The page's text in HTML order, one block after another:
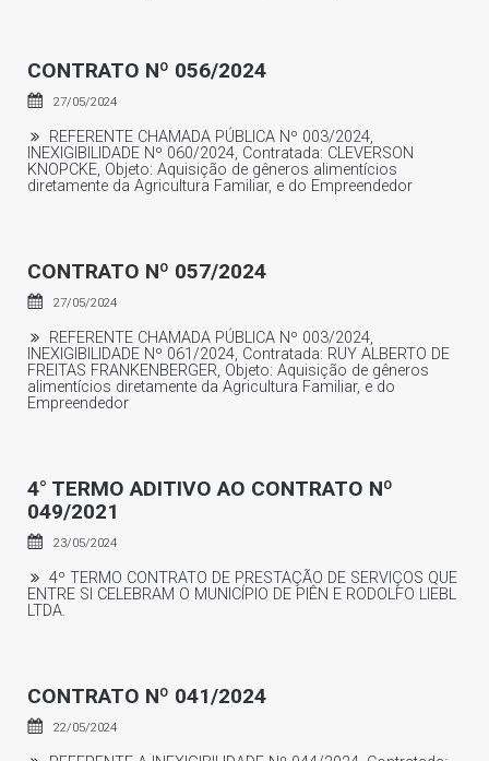
CONTRATO Nº 056/2024
27/05/2024
REFERENTE CHAMADA PÚBLICA Nº 003/2024,
INEXIGIBILIDADE Nº 060/2024, Contratada: CLEVERSON
KNOPCKE, Objeto: Aquisição de gêneros alimentícios
diretamente da Agricultura Familiar, e do Empreendedor
CONTRATO Nº 057/2024
27/05/2024
REFERENTE CHAMADA PÚBLICA Nº 003/2024,
INEXIGIBILIDADE Nº 061/2024, Contratada: RUY ALBERTO DE
FREITAS FRANKENBERGER, Objeto: Aquisição de gêneros
alimentícios diretamente da Agricultura Familiar, e do
Empreendedor
4° TERMO ADITIVO AO CONTRATO Nº
049/2021
23/05/2024
4º TERMO CONTRATO DE PRESTAÇÃO DE SERVIÇOS QUE
ENTRE SI CELEBRAM O MUNICÍPIO DE PIÊN E RODOLFO LIEBL
LTDA.
CONTRATO Nº 041/2024
22/05/2024